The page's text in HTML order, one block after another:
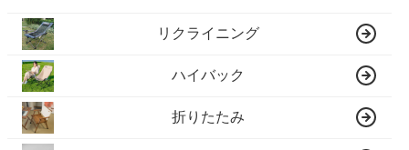
リクライニング
ハイバック
折りたたみ